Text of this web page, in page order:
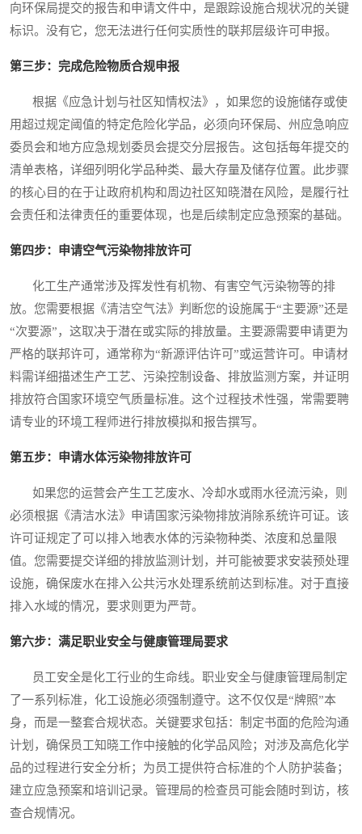
向环保局提交的报告和申请文件中，是跟踪设施合规状况的关键
标识。没有它，您无法进行任何实质性的联邦层级许可申报。
第三步：完成危险物质合规申报
根据《应急计划与社区知情权法》，如果您的设施储存或使
用超过规定阈值的特定危险化学品，必须向环保局、州应急响应
委员会和地方应急规划委员会提交分层报告。这包括每年提交的
清单表格，详细列明化学品种类、最大存量及储存位置。此步骤
的核心目的在于让政府机构和周边社区知晓潜在风险，是履行社
会责任和法律责任的重要体现，也是后续制定应急预案的基础。
第四步：申请空气污染物排放许可
化工生产通常涉及挥发性有机物、有害空气污染物等的排
放。您需要根据《清洁空气法》判断您的设施属于“主要源”还是
“次要源”，这取决于潜在或实际的排放量。主要源需要申请更为
严格的联邦许可，通常称为“新源评估许可”或运营许可。申请材
料需详细描述生产工艺、污染控制设备、排放监测方案，并证明
排放符合国家环境空气质量标准。这个过程技术性强，常需要聘
请专业的环境工程师进行排放模拟和报告撰写。
第五步：申请水体污染物排放许可
如果您的运营会产生工艺废水、冷却水或雨水径流污染，则
必须根据《清洁水法》申请国家污染物排放消除系统许可证。该
许可证规定了可以排入地表水体的污染物种类、浓度和总量限
值。您需要提交详细的排放监测计划，并可能被要求安装预处理
设施，确保废水在排入公共污水处理系统前达到标准。对于直接
排入水域的情况，要求则更为严苛。
第六步：满足职业安全与健康管理局要求
员工安全是化工行业的生命线。职业安全与健康管理局制定
了一系列标准，化工设施必须强制遵守。这不仅仅是“牌照”本
身，而是一整套合规状态。关键要求包括：制定书面的危险沟通
计划，确保员工知晓工作中接触的化学品风险；对涉及高危化学
品的过程进行安全分析；为员工提供符合标准的个人防护装备；
建立应急预案和培训记录。管理局的检查员可能会随时到访，核
查合规情况。